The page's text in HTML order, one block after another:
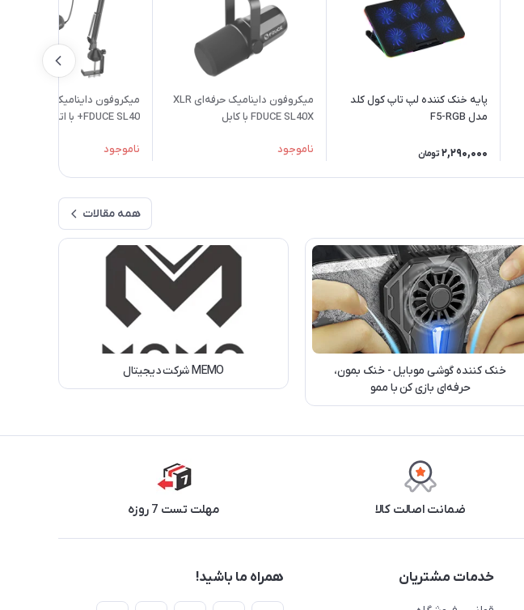
پایه خنک کننده لپ تاپ کول کلد
مدل F5-RGB
2,290,000 تومان
میکروفون داینامیک حرفه‌ای XLR
FDUCE SL40X با کابل
ناموجود
میکروفون داینامیک پادکست
ناموجود
همه مقالات
خنک کننده گوشی موبایل - خنک بمون،
حرفه‌ای بازی کن با ممو
MEMO شرکت دیجیتال
ضمانت اصالت کالا مهلت تست 7 روزه
خدمات مشتریان همراه ما باشید!